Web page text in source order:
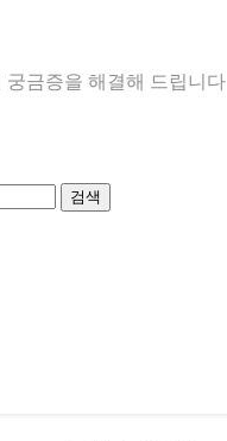
궁금증을 해결해 드립니다